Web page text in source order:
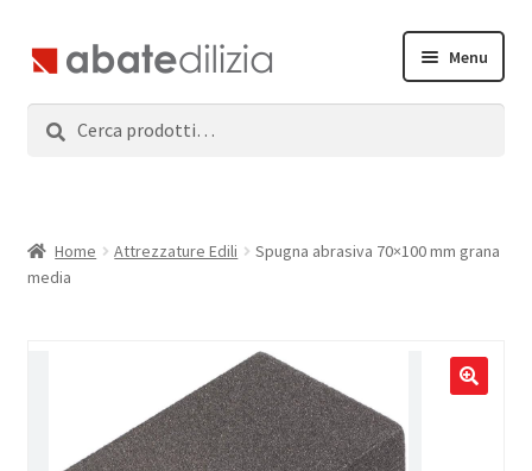
Vai
alla
navigazione
Vai
al
contenuto
Menu
child
ServiziHome Attrezzature Edili
Spugna abrasiva 70×100 mm grana
media